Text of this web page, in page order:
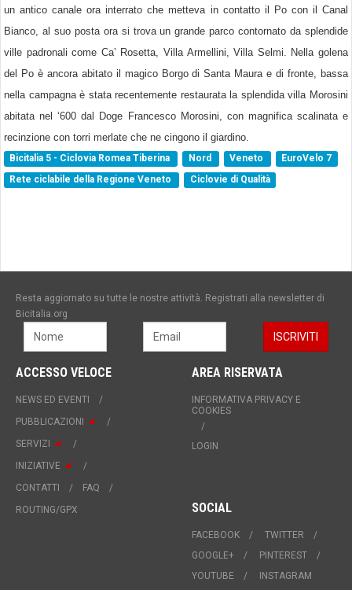
un antico canale ora interrato che metteva in contatto il Po con il Canal
Bianco, al suo posta ora si trova un grande parco contornato da splendide
ville padronali come Ca’ Rosetta, Villa Armellini, Villa Selmi. Nella golena
del Po è ancora abitato il magico Borgo di Santa Maura e di fronte, bassa
nella campagna è stata recentemente restaurata la splendida villa Morosini
abitata nel ‘600 dal Doge Francesco Morosini, con magnifica scalinata e
recinzione con torri merlate che ne cingono il giardino.
Bicitalia 5 - Ciclovia Romea Tiberina Nord Veneto
EuroVelo 7
Rete ciclabile della Regione Veneto
Ciclovie di Qualità
Resta aggiornato su tutte le nostre attività. Registrati alla newsletter di
Bicitalia.org
ACCESSO VELOCE
NEWS ED EVENTI
PUBBLICAZIONI
SERVIZI
INIZIATIVE
CONTATTI
FAQ
ROUTING/GPX
AREA RISERVATA
INFORMATIVA PRIVACY E
COOKIES
LOGIN
SOCIAL
FACEBOOK
TWITTER
GOOGLE+
PINTEREST
YOUTUBE
INSTAGRAM